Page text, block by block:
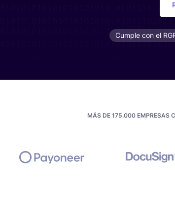
Cumple con el
MÁS DE 175.000 EMPRESAS